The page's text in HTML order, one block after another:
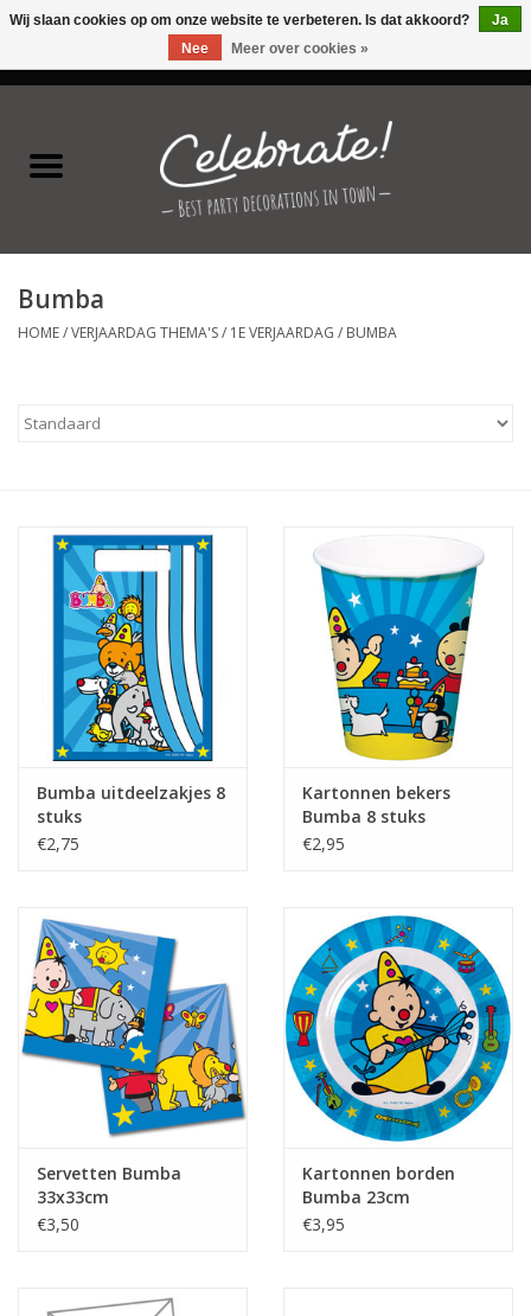
Latex ballonnen
Folie ballonnen
Verjaardag thema's
Cadeaus
Schmink&beauty
Accessoires
Bumba
HOME/VERJAARDAG THEMA'S/ 1E VERJAARDAG / BUMBA
Bumba uitdeelzakjes 8
stuks
€2,75
Kartonnen bekers
Bumba 8 stuks
€2,95
Servetten Bumba
33x33cm
€3,50
Kartonnen borden
Bumba 23cm
€3,95
Wij slaan cookies op om onze website te verbeteren. Is dat akkoord?
Ja
Nee
Meer over cookies »